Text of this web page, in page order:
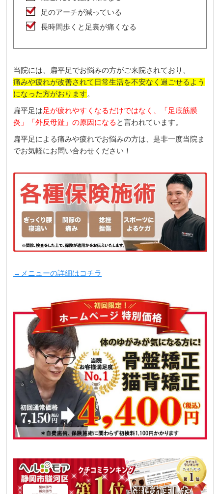
足のアーチが減っている
長時間歩くと足裏が痛くなる
当院には、扁平足でお悩みの方がご来院されており、
痛みや疲れが改善されて日常生活を不安なく過ごせるよう
になった方がおります。
扁平足は足が疲れやすくなるだけではなく、「足底筋膜
炎」「外反母趾」の原因になる と言われています。
扁平足による痛みや疲れでお悩みの方は、是非一度当院ま
でお気軽にお問い合わせください！
→メニューの詳細はコチラ